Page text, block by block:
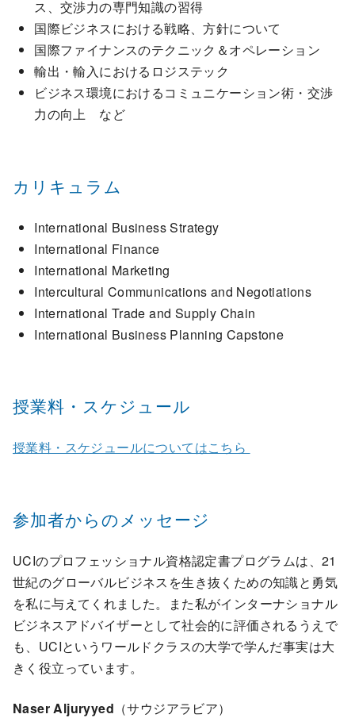
ス、交渉力の専門知識の習得
国際ビジネスにおける戦略、方針について
国際ファイナンスのテクニック＆オペレーション
輸出・輸入におけるロジステック
ビジネス環境におけるコミュニケーション術・交渉
力の向上 など
カリキュラム
International Business Strategy
International Finance
International Marketing
Intercultural Communications and Negotiations
International Trade and Supply Chain
International Business Planning Capstone
授業料・スケジュール
授業料・スケジュールについてはこちら
参加者からのメッセージ
UCIのプロフェッショナル資格認定書プログラムは、21
世紀のグローバルビジネスを生き抜くための知識と勇気
を私に与えてくれました。また私がインターナショナル
ビジネスアドバイザーとして社会的に評価されるうえで
も、UCIというワールドクラスの大学で学んだ事実は大
きく役立っています。
Naser Aljuryyed （サウジアラビア）